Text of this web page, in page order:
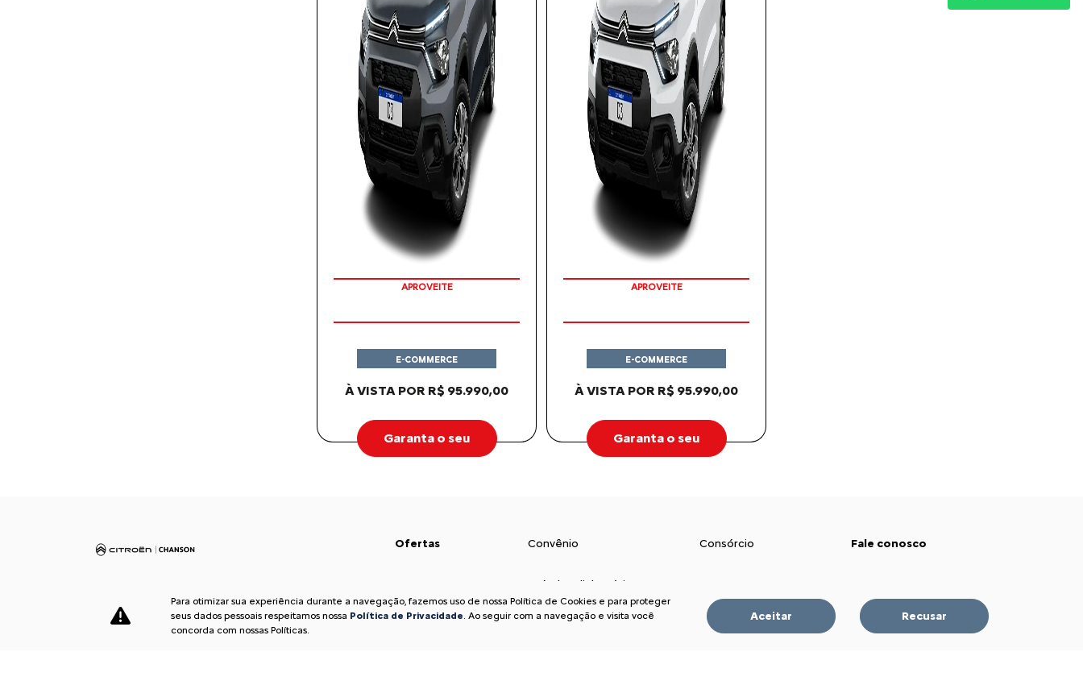
APROVEITE
À VISTA POR R$ 95.990,00
E-COMMERCE
Garanta o seu
APROVEITE
À VISTA POR R$ 95.990,00
E-COMMERCE
Garanta o seu
Ofertas Convênio
Veículos diplomáticos
Governo
Consórcio
Simulador de Financiamento
Fale conosco
Comfort Drive
Para otimizar sua experiência durante a navegação, fazemos uso de nossa Política de Cookies e para proteger
seus dados pessoais respeitamos nossa Política de Privacidade. Ao seguir com a navegação e visita você
concorda com nossas Políticas.
Aceitar Recusar